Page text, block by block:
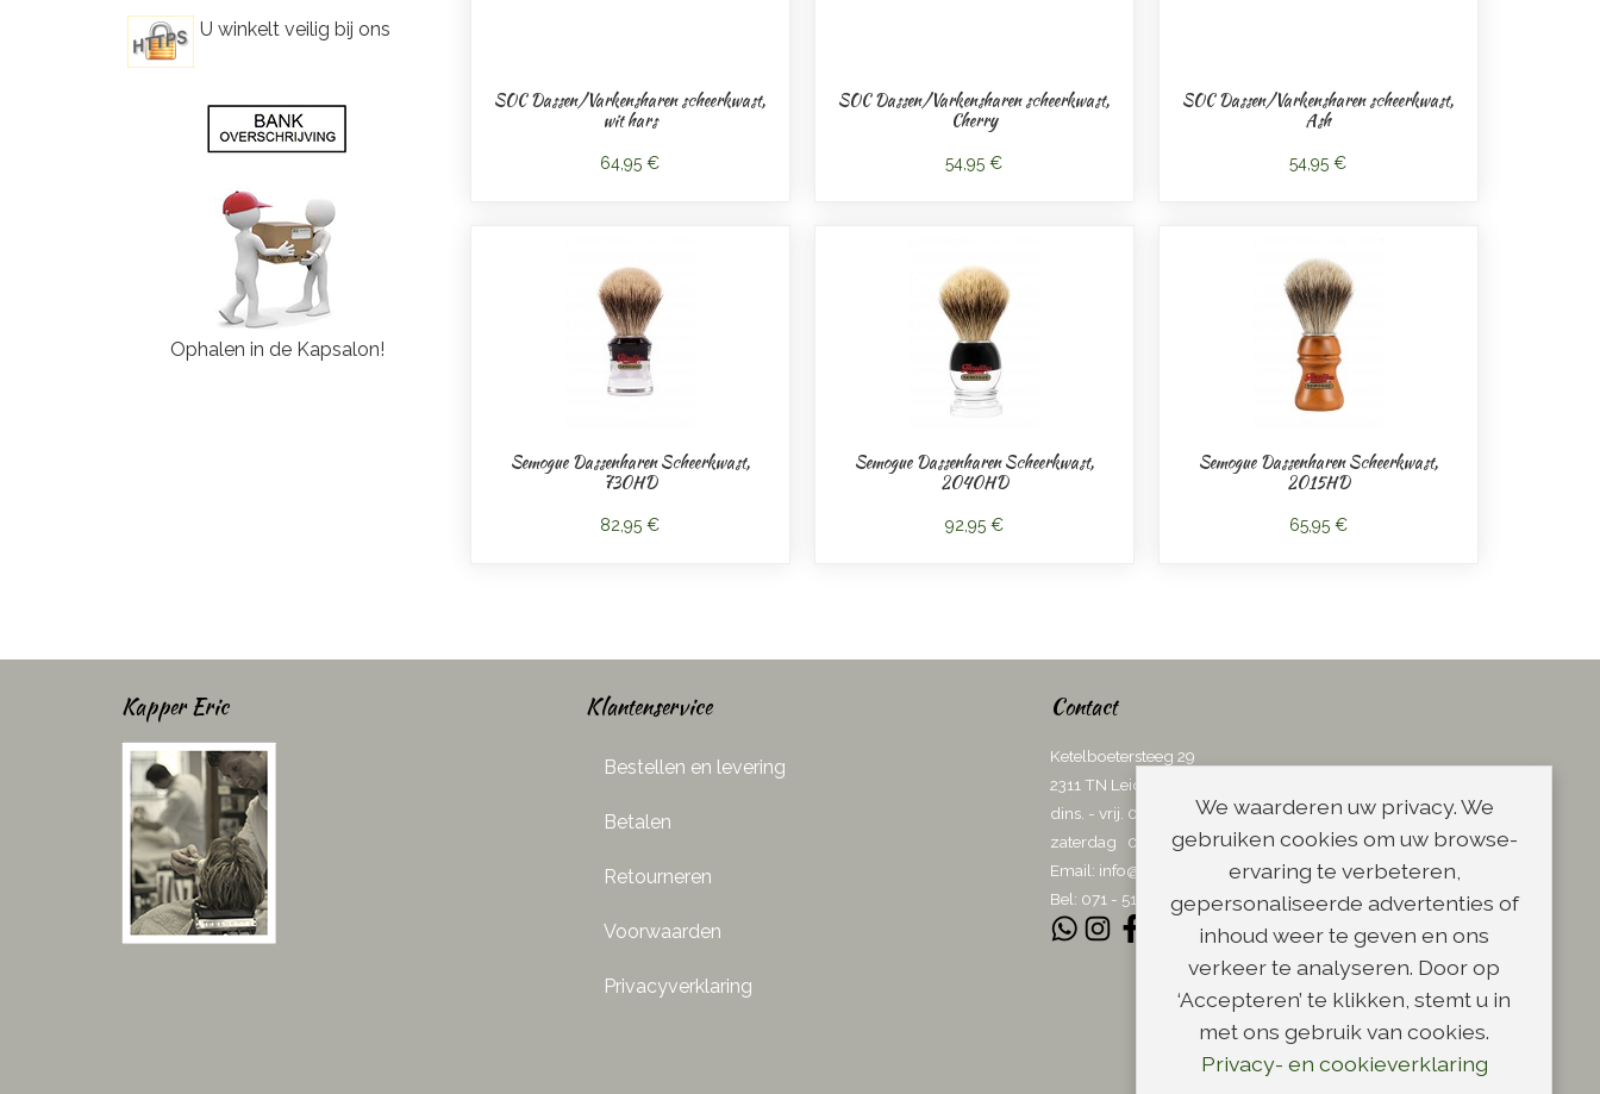
SOC Dassen/Varkensharen scheerkwast,
wit hars
64,95 €
SOC Dassen/Varkensharen scheerkwast,
Cherry
54,95 €
SOC Dassen/Varkensharen scheerkwast,
Ash
54,95 €
Semogue Dassenharen Scheerkwast,
730HD
82,95 €
Semogue Dassenharen Scheerkwast,
2040HD
92,95 €
Semogue Dassenharen Scheerkwast,
2015HD
65,95 €
U winkelt veilig bij ons
Ophalen in de Kapsalon!
Kapper Eric Klantenservice
Bestellen en levering
Betalen
Retourneren
Voorwaarden
Privacyverklaring
Contact
Ketelboetersteeg 29
2311 TN Leiden
dins. - vrij. 08.00 - 17.00 uur
zaterdag 08.00 - 13.00 uur
Email: info@scheerwinkel.nl
Bel: 071 - 5128188
We waarderen uw privacy. We
gebruiken cookies om uw browse-
ervaring te verbeteren,
gepersonaliseerde advertenties of
inhoud weer te geven en ons
verkeer te analyseren. Door op
‘Accepteren’ te klikken, stemt u in
met ons gebruik van cookies.
Privacy- en cookieverklaring